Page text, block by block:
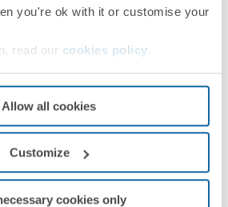
you're ok with it or customise your
read our cookies policy
Allow all cookies
Customize
cookies only